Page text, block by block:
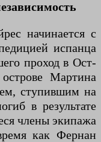
начинается с
испанца
проход в Ост-
Мартина
ступившим на
в результате
члены экипажа
как Фернан